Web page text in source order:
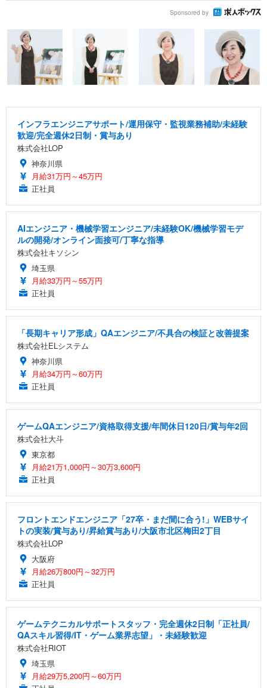
Sponsored by
インフラエンジニアサポート/運用保守・監視業務補助/未経験
歓迎/完全週休2日制・賞与あり
株式会社LOP
神奈川県
月給31万円～45万円
正社員
AIエンジニア・機械学習エンジニア/未経験OK/機械学習モデ
ルの開発/オンライン面接可/丁寧な指導
株式会社キソシン
埼玉県
月給33万円～55万円
正社員
「長期キャリア形成」QAエンジニア/不具合の検証と改善提案
株式会社ELシステム
神奈川県
月給34万円～60万円
正社員
ゲームQAエンジニア/資格取得支援/年間休日120日/賞与年2回
株式会社大斗
東京都
月給21万1,000円～30万3,600円
正社員
フロントエンドエンジニア「27卒・まだ間に合う!」WEBサイ
トの実装/賞与あり/昇給賞与あり/大阪市北区梅田2丁目
株式会社LOP
大阪府
月給26万800円～32万円
正社員
ゲームテクニカルサポートスタッフ・完全週休2日制「正社員/
QAスキル習得/IT・ゲーム業界志望」・未経験歓迎
株式会社RIOT
埼玉県
月給29万5,200円～60万円